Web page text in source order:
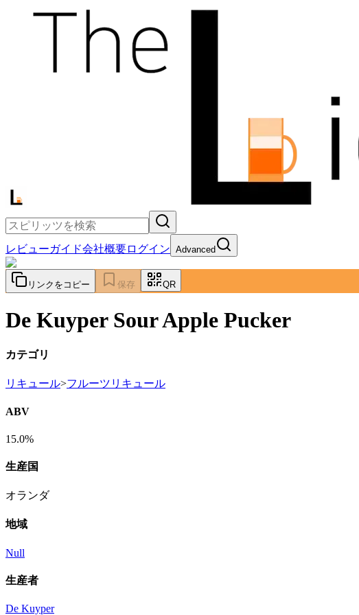
レビューガイド会社概要ログイン Advanced
リンクをコピー 保存 QR
De Kuyper Sour Apple Pucker
カテゴリ
リキュール>フルーツリキュール
ABV
15.0%
生産国
オランダ
地域
Null
生産者
De Kuyper